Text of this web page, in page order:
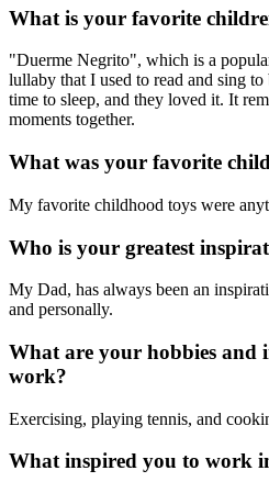
What is your favorite
"Duerme Negrito", which is a
lullaby that I used to read and sing
time to sleep, and they loved it. It
moments together.
What was your favorite
My favorite childhood toys were
Who is your greatest
My Dad, has always been an
and personally.
What are your hobbies and
work?
Exercising, playing tennis, and
What inspired you to work